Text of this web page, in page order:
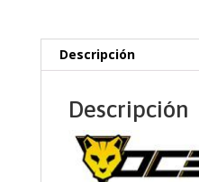
Descripción
Descripción